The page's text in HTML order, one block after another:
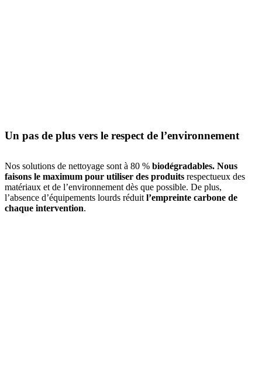
Un pas de plus vers le respect de l’environnement
Nos solutions de nettoyage sont à 80 % biodégradables. Nous
faisons le maximum pour utiliser des produits respectueux des
matériaux et de l’environnement dès que possible. De plus,
l’absence d’équipements lourds réduit l’empreinte carbone de
chaque intervention.